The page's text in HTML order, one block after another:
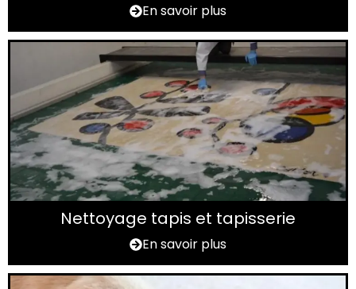
En savoir plus
Nettoyage tapis et tapisserie
En savoir plus